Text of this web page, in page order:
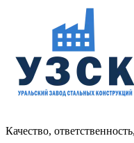
Качество,